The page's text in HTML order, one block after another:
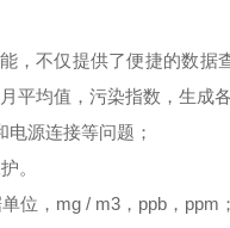
，不仅提供了便捷的数
平均值，污染指数，生成
电源连接等问题；
。
位，mg / m3，ppb，ppm；